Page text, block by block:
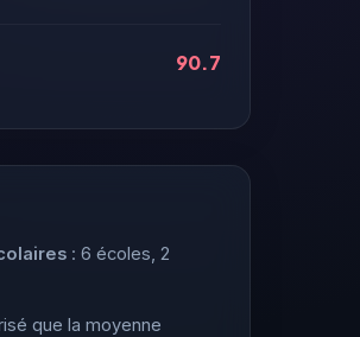
90.7
: 6 écoles, 2
que la moyenne